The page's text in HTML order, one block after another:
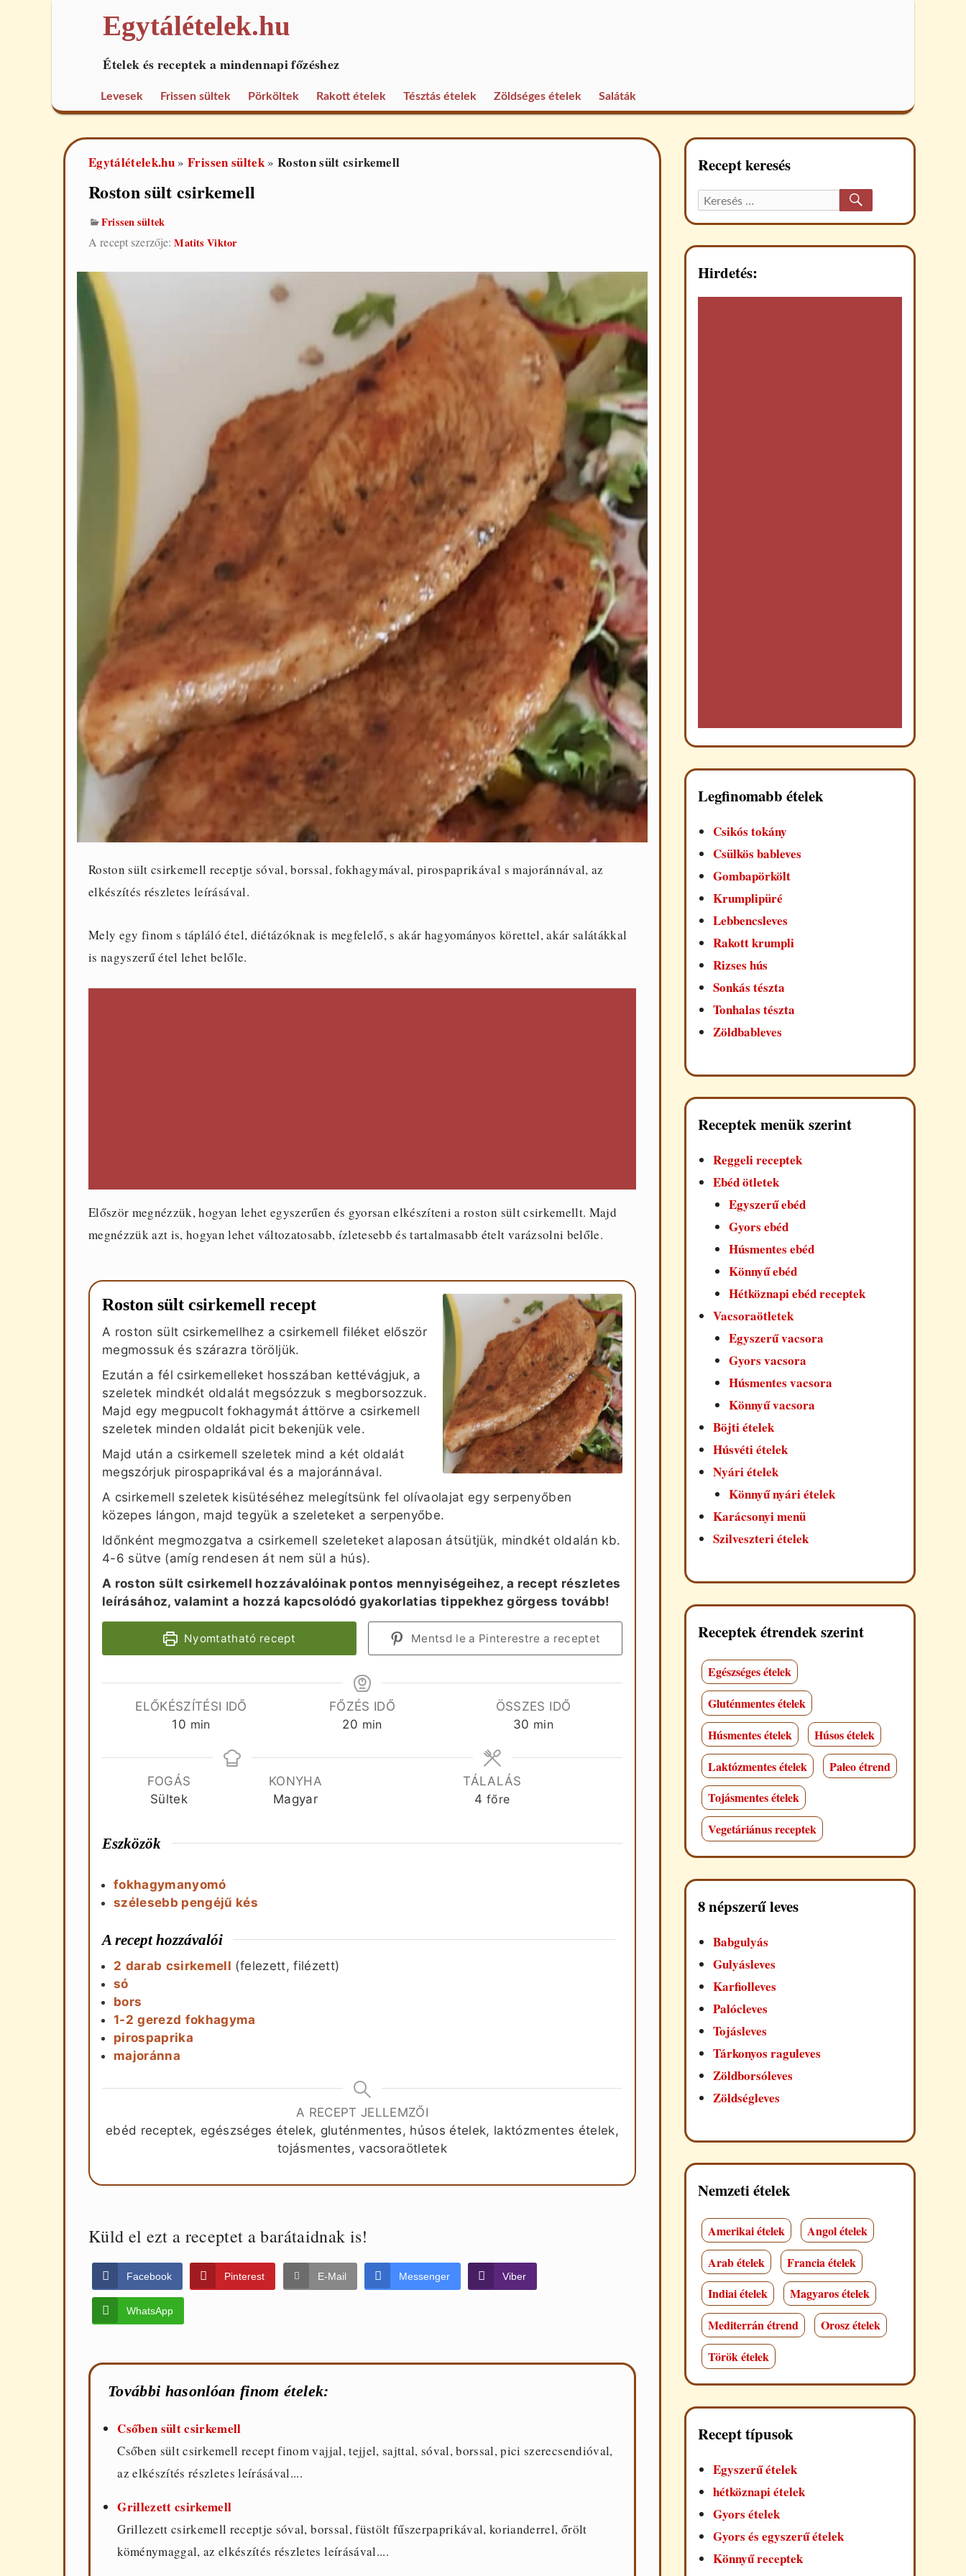
Egytálételek.hu
Ételek és receptek a mindennapi főzéshez
Levesek Frissen sültek Pörköltek Rakott ételek Tésztás ételek Zöldséges ételek Saláták
Egytálételek.hu »Frissen sültek» Roston sült csirkemell
Roston sült csirkemell
Frissen sültek
A recept szerzője:Matits Viktor
Roston sült csirkemell receptje sóval, borssal, fokhagymával, pirospaprikával s majoránnával, az
elkészítés részletes leírásával.
Mely egy finom s tápláló étel, diétázóknak is megfelelő, s akár hagyományos körettel, akár salátákkal
is nagyszerű étel lehet belőle.
Először megnézzük, hogyan lehet egyszerűen és gyorsan elkészíteni a roston sült csirkemellt. Majd
megnézzük azt is, hogyan lehet változatosabb, ízletesebb és tartalmasabb ételt varázsolni belőle.
Roston sült csirkemell recept
A roston sült csirkemellhez a csirkemell filéket először
megmossuk és szárazra töröljük.
Ezután a fél csirkemelleket hosszában kettévágjuk, a
szeletek mindkét oldalát megsózzuk s megborsozzuk.
Majd egy megpucolt fokhagymát áttörve a csirkemell
szeletek minden oldalát picit bekenjük vele.
Majd után a csirkemell szeletek mind a két oldalát
megszórjuk pirospaprikával és a majoránnával.
A csirkemell szeletek kisütéséhez melegítsünk fel olívaolajat egy serpenyőben
közepes lángon, majd tegyük a szeleteket a serpenyőbe.
Időnként megmozgatva a csirkemell szeleteket alaposan átsütjük, mindkét oldalán kb.
4-6 sütve (amíg rendesen át nem sül a hús).
A roston sült csirkemell hozzávalóinak pontos mennyiségeihez, a recept részletes
leírásához, valamint a hozzá kapcsolódó gyakorlatias tippekhez görgess tovább!
Nyomtatható recept Mentsd le a Pinterestre a receptet
ELŐKÉSZÍTÉSI IDŐ
10 perc
min
FŐZÉS IDŐ
20 perc
min
ÖSSZES IDŐ
30 perc
min
FOGÁS
Sültek
KONYHA
Magyar
TÁLALÁS
4 főre
Eszközök
fokhagymanyomó
szélesebb pengéjű kés
A recept hozzávalói
2 darab csirkemell (felezett, filézett)
só
bors
1-2 gerezd fokhagyma
pirospaprika
majoránna
A RECEPT JELLEMZŐI
ebéd receptek, egészséges ételek, gluténmentes, húsos ételek, laktózmentes ételek,
tojásmentes, vacsoraötletek
Küld el ezt a receptet a barátaidnak is!
Facebook Pinterest E-Mail Messenger Viber
WhatsApp
További hasonlóan finom ételek:
Csőben sült csirkemell
Csőben sült csirkemell recept finom vajjal, tejjel, sajttal, sóval, borssal, pici szerecsendióval,
az elkészítés részletes leírásával....
Grillezett csirkemell
Grillezett csirkemell receptje sóval, borssal, füstölt fűszerpaprikával, korianderrel, őrölt
köménymaggal, az elkészítés részletes leírásával....
Recept keresés
Keresett
recept:
Hirdetés:
Legfinomabb ételek
Csikós tokány
Csülkös bableves
Gombapörkölt
Krumplipüré
Lebbencsleves
Rakott krumpli
Rizses hús
Sonkás tészta
Tonhalas tészta
Zöldbableves
Receptek menük szerint
Reggeli receptek
Ebéd ötletek
Egyszerű ebéd
Gyors ebéd
Húsmentes ebéd
Könnyű ebéd
Hétköznapi ebéd receptek
Vacsoraötletek
Egyszerű vacsora
Gyors vacsora
Húsmentes vacsora
Könnyű vacsora
Böjti ételek
Húsvéti ételek
Nyári ételek
Könnyű nyári ételek
Karácsonyi menü
Szilveszteri ételek
Receptek étrendek szerint
Egészséges ételek
Gluténmentes ételek
Húsmentes ételek
Húsos ételek
Laktózmentes ételek
Paleo étrend
Tojásmentes ételek
Vegetáriánus receptek
8 népszerű leves
Babgulyás
Gulyásleves
Karfiolleves
Palócleves
Tojásleves
Tárkonyos raguleves
Zöldborsóleves
Zöldségleves
Nemzeti ételek
Amerikai ételek
Angol ételek
Arab ételek
Francia ételek
Indiai ételek
Magyaros ételek
Mediterrán étrend
Orosz ételek
Török ételek
Recept típusok
Egyszerű ételek
hétköznapi ételek
Gyors ételek
Gyors és egyszerű ételek
Könnyű receptek